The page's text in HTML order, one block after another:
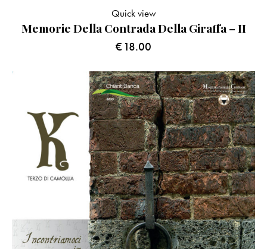
Memorie Della Contrada Della Giraffa – II
€18.00
Quick view